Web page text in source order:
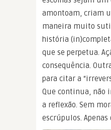
amontoam, criam
maneira muito
história
que se perpetua.
consequência.
para citar a
Que continua, não
a reflexão. Sem
escrúpulos.